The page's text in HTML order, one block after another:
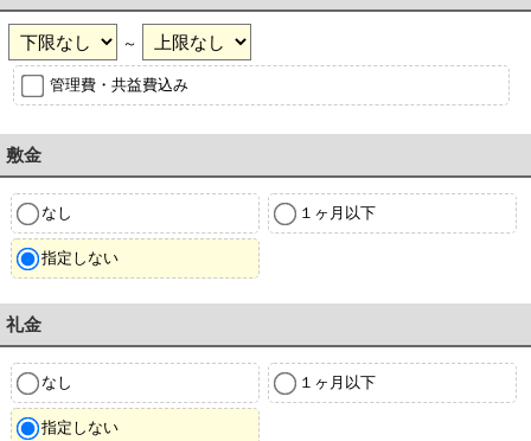
～
管理費・共益費込み
敷金
なし １ヶ月以下
指定しない
礼金
なし １ヶ月以下
指定しない